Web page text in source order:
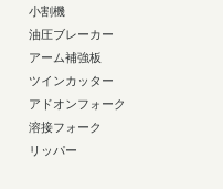
小割機
油圧ブレーカー
アーム補強板
ツインカッター
アドオンフォーク
溶接フォーク
リッパー